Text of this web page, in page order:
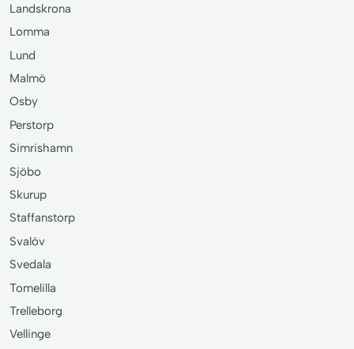
Landskrona
Lomma
Lund
Malmö
Osby
Perstorp
Simrishamn
Sjöbo
Skurup
Staffanstorp
Svalöv
Svedala
Tomelilla
Trelleborg
Vellinge